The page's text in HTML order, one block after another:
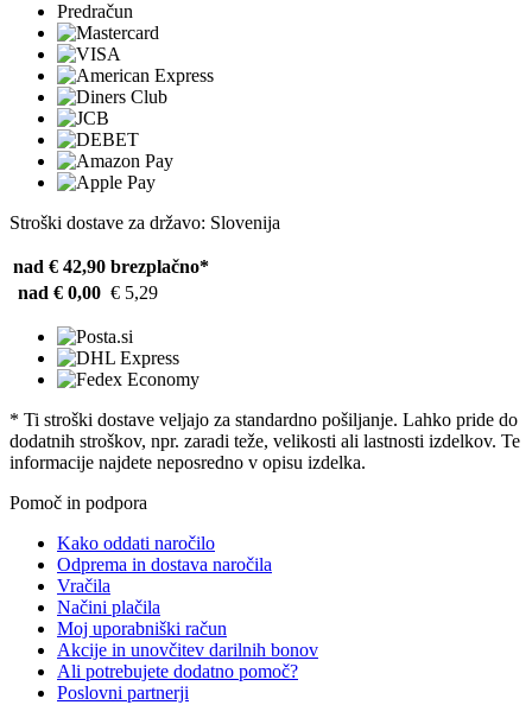
Predračun
Stroški dostave za državo: Slovenija
nad € 42,90 brezplačno*
nad € 0,00 € 5,29
* Ti stroški dostave veljajo za standardno pošiljanje. Lahko pride do
dodatnih stroškov, npr. zaradi teže, velikosti ali lastnosti izdelkov. Te
informacije najdete neposredno v opisu izdelka.
Pomoč in podpora
Kako oddati naročilo
Odprema in dostava naročila
Vračila
Načini plačila
Moj uporabniški račun
Akcije in unovčitev darilnih bonov
Ali potrebujete dodatno pomoč?
Poslovni partnerji